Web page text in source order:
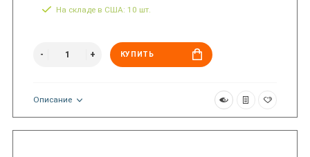
На складе в США: 10 шт.
КУПИТЬ
Описание